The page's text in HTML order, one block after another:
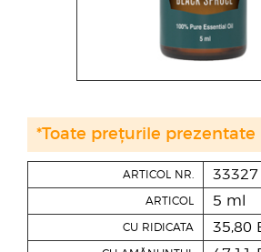
ARTICOL NR. 33327
ARTICOL 5 ml
CU RIDICATA 35,80
*Toate prețurile prezentate